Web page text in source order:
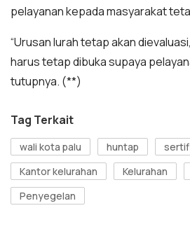
pelayanan kepada masyarakat
“Urusan lurah tetap akan
harus tetap dibuka supaya
tutupnya. (**)
Tag Terkait
wali kota palu huntap
Kantor kelurahan
Kelurahan
Penyegelan